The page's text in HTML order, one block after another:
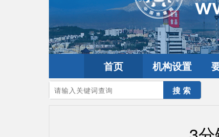
首页 机构设置
您的当前位置：首页>互动交流